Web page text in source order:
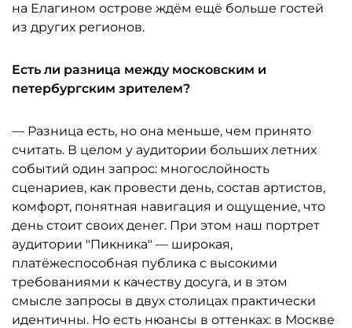
на Елагином острове ждём ещё больше гостей
из других регионов.
Есть ли разница между московским и
петербургским зрителем?
— Разница есть, но она меньше, чем принято
считать. В целом у аудитории больших летних
событий один запрос: многослойность
сценариев, как провести день, состав артистов,
комфорт, понятная навигация и ощущение, что
день стоит своих денег. При этом наш портрет
аудитории "Пикника" — широкая,
платёжеспособная публика с высокими
требованиями к качеству досуга, и в этом
смысле запросы в двух столицах практически
идентичны. Но есть нюансы в оттенках: в Москве